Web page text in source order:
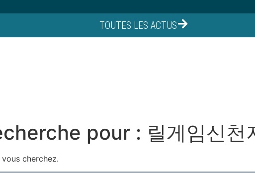
TOUTES LES ACTUS
pour : 릴게임신천
cherchez.